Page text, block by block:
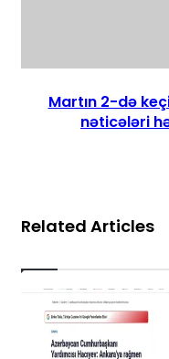
Martın 2-də
nəticələri
Related Articles